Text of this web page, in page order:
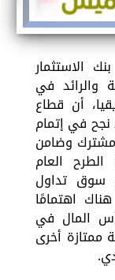
الاستثمار
والرائد في
أن قطاع
نجح في إتمام
مشترك وضامن
العام
سوق تداول
اهتمامًا
المال في
ممتازة أخرى